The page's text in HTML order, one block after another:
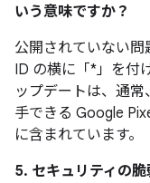
いう意味ですか？
公開されていない問
ID の横に「*」を付
ップデートは、通常、
手できる Google
に含まれています。
5. セキュリティの